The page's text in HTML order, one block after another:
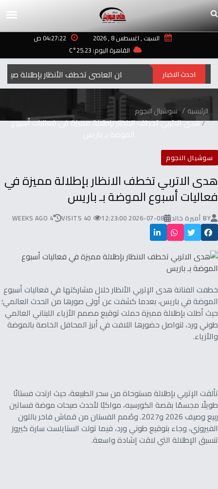
السبت , اغسطس 8 , 2026
04:27:22 ص
القاهرة اليوم: 25.23°C
إيمان العاصي تخطف الأنظار بإطلالة صيفية احدث الاخبار
الرئيسية سوشيال النجوم
هدى الاتربي تخطف الانظار بإطلالة مميزة في فعاليات أسبوع
الموضة بـ باريس
سوشيال النجوم
هدى الاتربي تخطف الانظار بإطلالة مميزة في
فعاليات أسبوع الموضة بـ باريس
BY أميرة خالد 2026-07-08 12:23:00
40 VISITS
4 WEEKS AGO
خطفت الفنانة هدى الإتربي الأنظار خلال مشاركتها في فعاليات أسبوع
الموضة في باريس، بعدما كشفت عن أولى صورها من الحدث العالمي؛
حيث أطلت بإطلالة مميزة حملت توقيع مصمم الأزياء اللبناني العالمي
طوني ورد، لتواصل حضورها اللافت في أبرز المحافل الخاصة بالموضة
والأزياء.
تألقت الإتربي بإطلالة مستوحاة من سحر الطبيعة، حيث ارتدت فستانًا
طويلًا مجسمًا بقصة الكورسيه، مواكبًا لأحدث صيحات موضة فساتين
ربيع وصيف 2026 و2027. وصُمم الفستان من قماش فاخر باللون
الفيروزي، وجاء بتوقيع طوني ورد، فيما تولت الستايلست سارة كيروز
تنسيق الإطلالة التي لاقت إشادة واسعة.